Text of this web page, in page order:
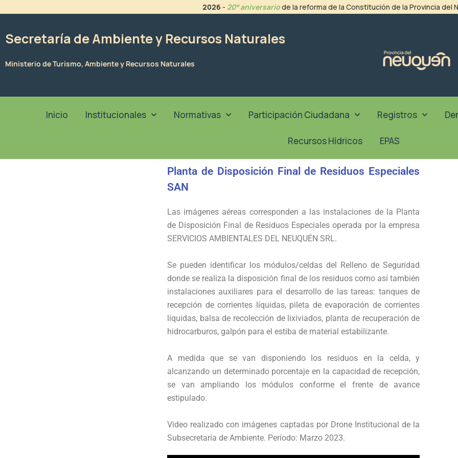
2026 - 20° aniversariode la reforma de la Constitución de la Provincia del
Secretaría de Ambiente y Recursos Naturales
Ministerio de Turismo, Ambiente y Recursos Naturales
Inicio Institucionales Normativas Participación Ciudadana Registros
Recursos Hídricos EPAS
Planta de Disposición Final de Residuos Especiales
SAN
Las imágenes aéreas corresponden a las instalaciones de la Planta
de Disposición Final de Residuos Especiales operada por la empresa
SERVICIOS AMBIENTALES DEL NEUQUÉN SRL.
Se pueden identificar los módulos/celdas del Relleno de Seguridad
donde se realiza la disposición final de los residuos como así también
instalaciones auxiliares para el desarrollo de las tareas: tanques de
recepción de corrientes líquidas, pileta de evaporación de corrientes
líquidas, balsa de recolección de lixiviados, planta de recuperación de
hidrocarburos, galpón para el estiba de material estabilizante.
A medida que se van disponiendo los residuos en la celda, y
alcanzando un determinado porcentaje en la capacidad de recepción,
se van ampliando los módulos conforme el frente de avance
estipulado.
Video realizado con imágenes captadas por Drone Institucional de la
Subsecretaría de Ambiente. Período: Marzo 2023.